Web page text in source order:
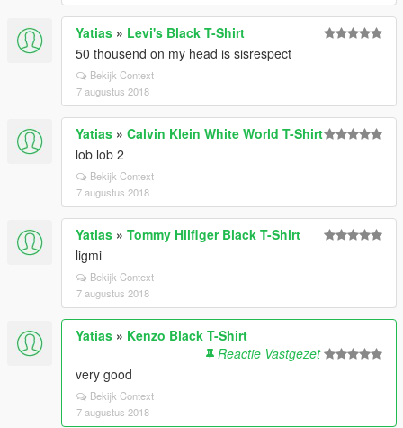
Yatias » Levi's Black T-Shirt
50 thousend on my head is sisrespect
Bekijk Context
7 augustus 2018
Yatias » Calvin Klein White World T-Shirt
lob lob 2
Bekijk Context
7 augustus 2018
Yatias » Tommy Hilfiger Black T-Shirt
ligmi
Bekijk Context
7 augustus 2018
Yatias » Kenzo Black T-Shirt
Reactie Vastgezet
very good
Bekijk Context
7 augustus 2018